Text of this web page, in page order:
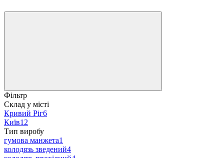
Фільтр
Склад у місті
Кривий Ріг6
Київ12
Тип виробу
гумова манжета1
колодязь зведений4